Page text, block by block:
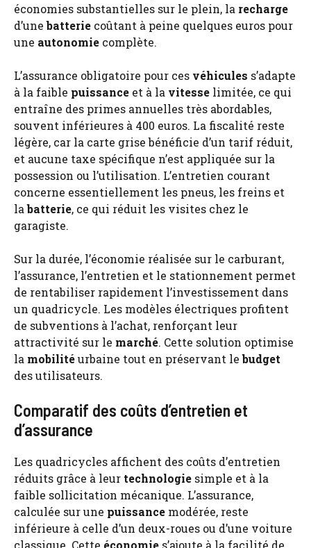
économies substantielles sur le plein, la recharge
d’unebatterie coûtant à peine quelques euros pour
une autonomie complète.
L’assurance obligatoire pour ces véhicules s’adapte
à la faible puissance et à la vitesse limitée, ce qui
entraîne des primes annuelles très abordables,
souvent inférieures à 400 euros. La fiscalité reste
légère, car la carte grise bénéficie d’un tarif réduit,
et aucune taxe spécifique n’est appliquée sur la
possession ou l’utilisation. L’entretien courant
concerne essentiellement les pneus, les freins et
labatterie, ce qui réduit les visites chez le
garagiste.
Sur la durée, l’économie réalisée sur le carburant,
l’assurance, l’entretien et le stationnement permet
de rentabiliser rapidement l’investissement dans
un quadricycle. Les modèles électriques profitent
de subventions à l’achat, renforçant leur
attractivité sur le marché. Cette solution optimise
la mobilitéurbaine tout en préservant lebudget
des utilisateurs.
Comparatif des coûts d’entretien et
d’assurance
Les quadricycles affichent des coûts d’entretien
réduits grâce à leur technologie simple et à la
faible sollicitation mécanique. L’assurance,
calculée sur une puissance modérée, reste
inférieure à celle d’un deux-roues ou d’une voiture
classique. Cette économie s’ajoute à la facilité de